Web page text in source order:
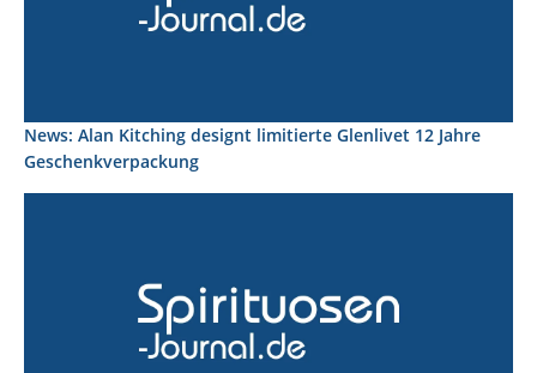
News: Alan Kitching designt limitierte Glenlivet 12 Jahre
Geschenkverpackung